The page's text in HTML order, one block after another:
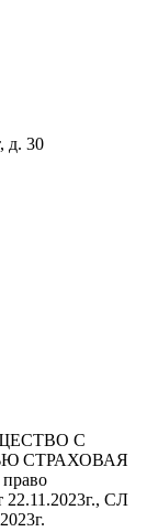
д. 30
С
СТРАХОВАЯ
22.11.2023г., СЛ